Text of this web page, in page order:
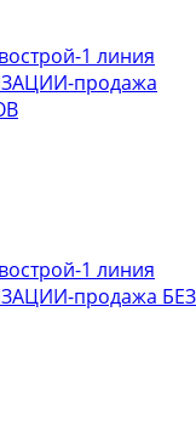
1 линия
продажа
1 линия
продажа БЕЗ